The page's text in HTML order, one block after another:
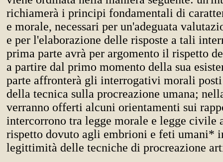
richiamerà i principi fondamentali di
e morale, necessari per un'adeguata
e per l'elaborazione delle risposte a tali
prima parte avrà per argomento il rispetto
a partire dal primo momento della sua
parte affronterà gli interrogativi morali
della tecnica sulla procreazione umana;
verranno offerti alcuni orientamenti sui
intercorrono tra legge morale e legge civile
rispetto dovuto agli embrioni e feti umani*
legittimità delle tecniche di procreazione